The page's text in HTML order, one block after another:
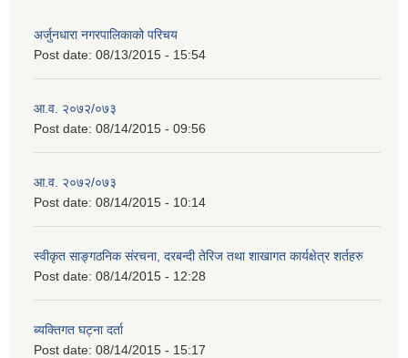
अर्जुनधारा नगरपालिकाको परिचय
Post date: 08/13/2015 - 15:54
आ.व. २०७२/०७३
Post date: 08/14/2015 - 09:56
आ.व. २०७२/०७३
Post date: 08/14/2015 - 10:14
स्वीकृत साङ्गठनिक संरचना, दरबन्दी तेरिज तथा शाखागत कार्यक्षेत्र शर्तहरु
Post date: 08/14/2015 - 12:28
ब्यक्तिगत घट्ना दर्ता
Post date: 08/14/2015 - 15:17